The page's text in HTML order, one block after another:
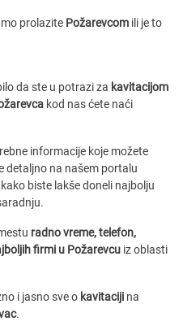
prolazite Požarevcom ili je to
da ste u potrazi za kavitacijom
kod nas ćete naći
informacije koje možete
detaljno na našem portalu
kako biste lakše doneli najbolju
radno vreme, telefon,
firmi u Požarevcu iz oblasti
i jasno sve o kavitaciji na
.